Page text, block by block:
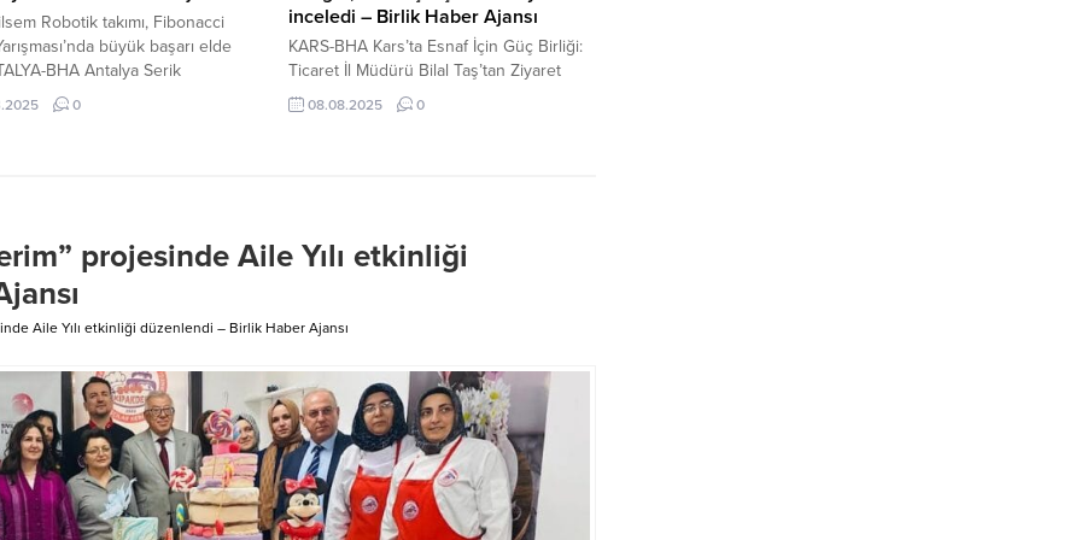
Robotik takımı, Fibonacci
büyük başarı elde
BHA Antalya Serik
Nikah İşleri Müdürlüğü
2023 ve 2024 yıllarında
0
inceledi – Birlik Haber Ajansı
KARS-BHA Kars’ta Esnaf İçin Güç Birliği:
Ticaret İl Müdürü Bilal Taş’tan Ziyaret
İçeriği Görüntüle Gazi Kars’ın modern ve
yaşanabilir bir kent olması için gece
asfalt serim çalışmalarının sürdüğü
mahallelerden birini ziyaret...
08.08.2025 0
projesinde Aile Yılı etkinliği
Aile Yılı etkinliği düzenlendi – Birlik Haber Ajansı